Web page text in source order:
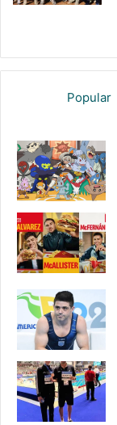
Popular